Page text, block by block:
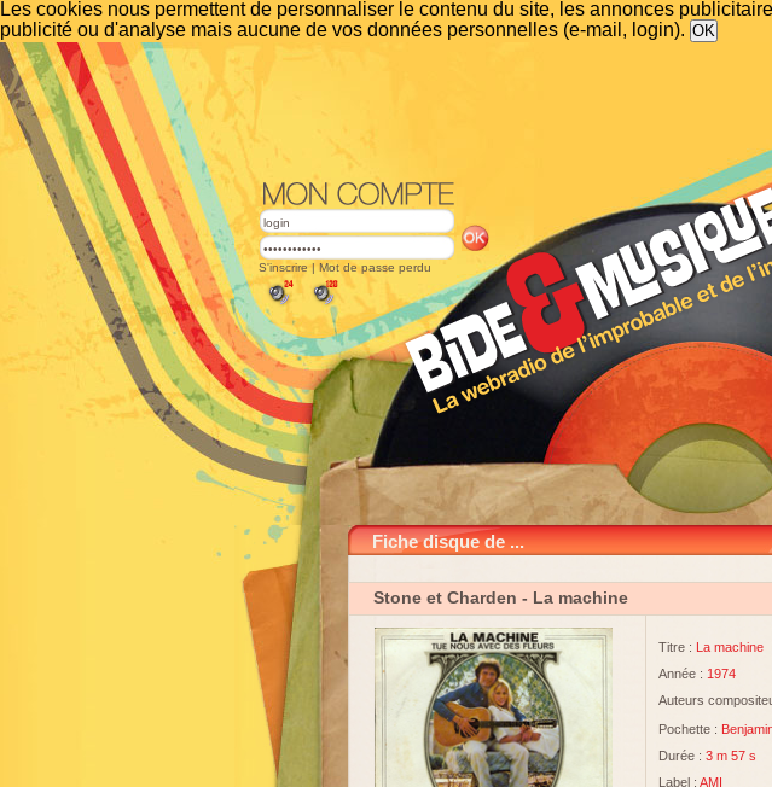
Les cookies nous permettent de personnaliser le contenu du site, les annonces
publicité ou d'analyse mais aucune de vos données personnelles (e-mail, login).
S'inscrire | Mot de passe perdu
Fiche disque de ...
Stone et Charden - La machine
Titre : La machine
Année : 1974
Auteurs
Pochette :
Durée : 3 m 57 s
Label : AMI